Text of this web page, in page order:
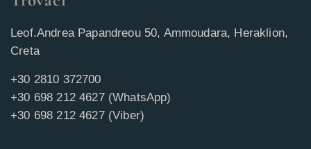
Leof.Andrea Papandreou 50, Ammoudara, Heraklion,
Creta
+30 2810 372700
+30 698 212 4627 (WhatsApp)
+30 698 212 4627 (Viber)